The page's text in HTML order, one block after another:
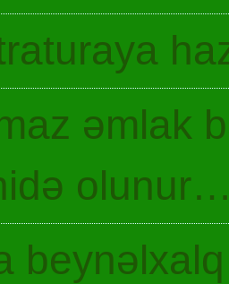
əmlak